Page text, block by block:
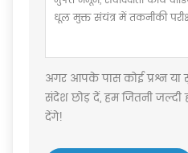
अगर आपके पास कोई प्रश्न या
संदेश छोड़ दें, हम जितनी
देंगे!